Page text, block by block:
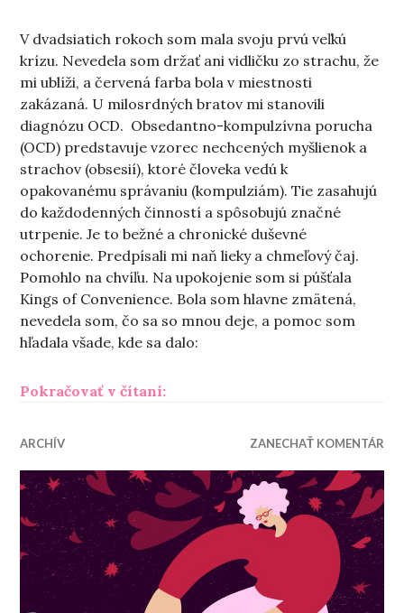
V dvadsiatich rokoch som mala svoju prvú veľkú
krízu. Nevedela som držať ani vidličku zo strachu, že
mi ublíži, a červená farba bola v miestnosti
zakázaná. U milosrdných bratov mi stanovili
diagnózu OCD. Obsedantno-kompulzívna porucha
(OCD) predstavuje vzorec nechcených myšlienok a
strachov (obsesií), ktoré človeka vedú k
opakovanému správaniu (kompulziám). Tie zasahujú
do každodenných činností a spôsobujú značné
utrpenie. Je to bežné a chronické duševné
ochorenie. Predpísali mi naň lieky a chmeľový čaj.
Pomohlo na chvíľu. Na upokojenie som si púšťala
Kings of Convenience. Bola som hlavne zmätená,
nevedela som, čo sa so mnou deje, a pomoc som
hľadala všade, kde sa dalo:
Pokračovať v čítaní:„Opakovanie nie je matka
ARCHÍV ZANECHAŤ KOMENTÁR